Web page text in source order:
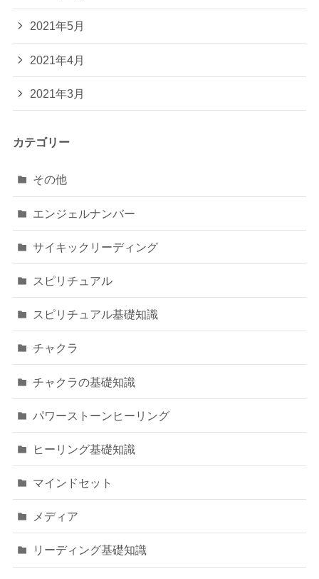
2021年5月
2021年4月
2021年3月
カテゴリー
その他
エンジェルナンバー
サイキックリーディング
スピリチュアル
スピリチュアル基礎知識
チャクラ
チャクラの基礎知識
パワーストーンヒーリング
ヒーリング基礎知識
マインドセット
メディア
リーディング基礎知識